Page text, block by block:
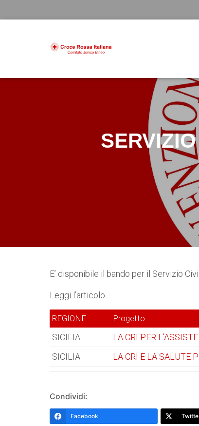
E’ disponibile il bando per il Servizio
Leggi l’articolo
REGIONE Progetto
SICILIA
LA CRI PER
SICILIA
LA CRI E LA SALUTE
Condividi:
Facebook